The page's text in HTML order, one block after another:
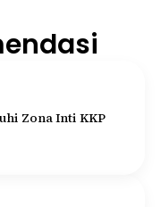
Zona Inti KKP